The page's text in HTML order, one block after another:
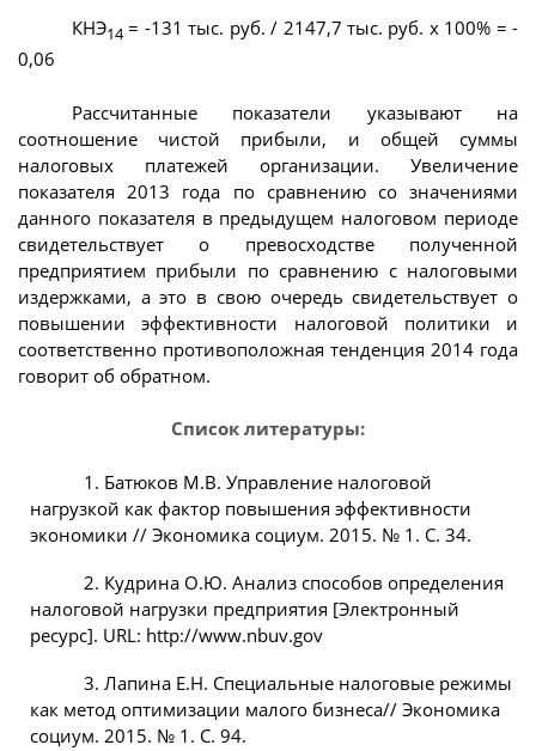
КНЭ14 = -131 тыс. руб. / 2147,7 тыс. руб. х 100% = -
0,06
Рассчитанные показатели указывают на
соотношение чистой прибыли, и общей суммы
налоговых платежей организации. Увеличение
показателя 2013 года по сравнению со значениями
данного показателя в предыдущем налоговом периоде
свидетельствует о превосходстве полученной
предприятием прибыли по сравнению с налоговыми
издержками, а это в свою очередь свидетельствует о
повышении эффективности налоговой политики и
соответственно противоположная тенденция 2014 года
говорит об обратном.
Список литературы:
1. Батюков М.В. Управление налоговой
нагрузкой как фактор повышения эффективности
экономики // Экономика социум. 2015. № 1. С. 34.
2. Кудрина О.Ю. Анализ способов определения
налоговой нагрузки предприятия [Электронный
ресурс]. URL: http://www.nbuv.gov
3. Лапина Е.Н. Специальные налоговые режимы
как метод оптимизации малого бизнеса// Экономика
социум. 2015. № 1. С. 94.